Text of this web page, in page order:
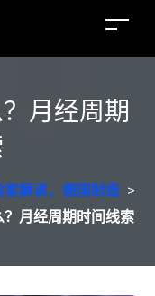
月经周期
解读，德国制造 >
月经周期时间线索